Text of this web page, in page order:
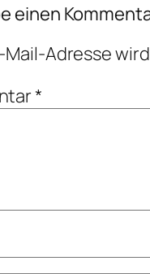
einen
Mail-Adresse
*